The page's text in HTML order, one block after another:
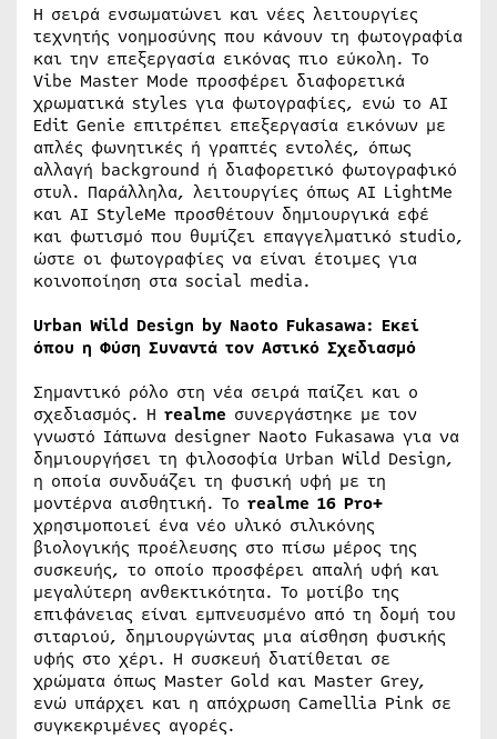
Η σειρά ενσωματώνει και νέες λειτουργίες
τεχνητής νοημοσύνης που κάνουν τη φωτογραφία
και την επεξεργασία εικόνας πιο εύκολη. Το
Vibe Master Mode προσφέρει διαφορετικά
χρωματικά styles για φωτογραφίες, ενώ το AI
Edit Genie επιτρέπει επεξεργασία εικόνων με
απλές φωνητικές ή γραπτές εντολές, όπως
αλλαγή background ή διαφορετικό φωτογραφικό
στυλ. Παράλληλα, λειτουργίες όπως AI LightMe
και AI StyleMe προσθέτουν δημιουργικά εφέ
και φωτισμό που θυμίζει επαγγελματικό studio,
ώστε οι φωτογραφίες να είναι έτοιμες για
κοινοποίηση στα social media.
Urban Wild Design by Naoto Fukasawa: Εκεί
όπου η Φύση Συναντά τον Αστικό Σχεδιασμό
Σημαντικό ρόλο στη νέα σειρά παίζει και ο
σχεδιασμός. Η realme συνεργάστηκε με τον
γνωστό Ιάπωνα designer Naoto Fukasawa για να
δημιουργήσει τη φιλοσοφία Urban Wild Design,
η οποία συνδυάζει τη φυσική υφή με τη
μοντέρνα αισθητική. Το realme 16 Pro+
χρησιμοποιεί ένα νέο υλικό σιλικόνης
βιολογικής προέλευσης στο πίσω μέρος της
συσκευής, το οποίο προσφέρει απαλή υφή και
μεγαλύτερη ανθεκτικότητα. Το μοτίβο της
επιφάνειας είναι εμπνευσμένο από τη δομή του
σιταριού, δημιουργώντας μια αίσθηση φυσικής
υφής στο χέρι. Η συσκευή διατίθεται σε
χρώματα όπως Master Gold και Master Grey,
ενώ υπάρχει και η απόχρωση Camellia Pink σε
συγκεκριμένες αγορές.